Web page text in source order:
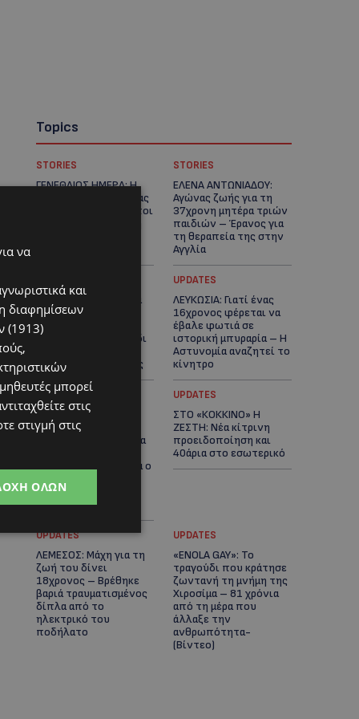
Topics
STORIES
ΓΕΝΕΘΛΙΟΣ ΗΜΕΡΑ: Η
ηλικία είναι μόνο ένας
αριθμός – Οι άνθρωποι
STORIES
ΕΛΕΝΑ ΑΝΤΩΝΙΑΔΟΥ:
Αγώνας ζωής για τη
37χρονη μητέρα τριών
παιδιών – Έρανος για
τη θεραπεία της στην
Αγγλία
ΚΑΤΑΓΓΕΛΙΑ: Για άνδρα
που φέρεται να
παρενοχλούσε
γυναίκες στο Δασούδι
αστυνομικές έρευνες
UPDATES
ΛΕΥΚΩΣΙΑ: Γιατί ένας
16χρονος φέρεται να
έβαλε φωτιά σε
ιστορική μπυραρία – Η
Αστυνομία αναζητεί το
κίνητρο
UPDATES
ΛΑΤΣΙΑ-ΓΕΡΙ: Στο
επίκεντρο η
δημιουργία δομών για
ανήλικους – Αντιδρά ο
προϋποθέσεις το
Κίνημα Οικολόγων
UPDATES
ΣΤΟ «ΚΟΚΚΙΝΟ» Η
ΖΕΣΤΗ: Νέα κίτρινη
προειδοποίηση και
40άρια στο εσωτερικό
UPDATES
ΛΕΜΕΣΟΣ: Μάχη για τη
ζωή του δίνει
18χρονος – Βρέθηκε
βαριά τραυματισμένος
δίπλα από το
ηλεκτρικό του
ποδήλατο
UPDATES
«ENOLA GAY»: Το
τραγούδι που κράτησε
ζωντανή τη μνήμη της
Χιροσίμα – 81 χρόνια
από τη μέρα που
άλλαξε την
ανθρωπότητα-
(Bίντεο)
να
και
διαφημίσεων
(1913)
μπορεί
στις
στιγμή στις
ΌΛΩΝ